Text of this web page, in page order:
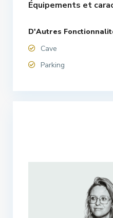
Équipements et
D'Autres
Cave
Parking